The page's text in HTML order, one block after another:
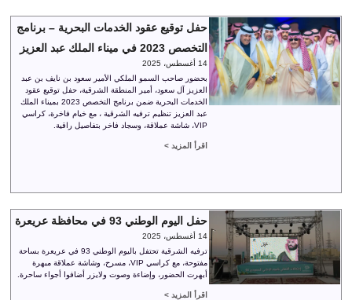
حفل توقيع عقود الخدمات البحرية – برنامج
التخصص 2023 في ميناء الملك عبد العزيز
14 أغسطس، 2025
بحضور صاحب السمو الملكي الأمير سعود بن نايف بن عبد
العزيز آل سعود، أمير المنطقة الشرقية، حفل توقيع عقود
الخدمات البحرية ضمن برنامج التخصص 2023 بميناء الملك
عبد العزيز تنظيم ترفيه الشرقية ، مع خيام فاخرة، كراسي
VIP، شاشة عملاقة، وسجاد فاخر بتفاصيل راقية.
اقرأ المزيد >
حفل اليوم الوطني 93 في محافظة عريعرة
14 أغسطس، 2025
ترفيه الشرقية تحتفل باليوم الوطني 93 في عريعرة بساحة
مفتوحة، مع كراسي VIP، مسرح، وشاشة عملاقة مبهرة
أبهرت الحضور، وإضاءة وصوت ولايزر أضافوا أجواء ساحرة.
اقرأ المزيد >